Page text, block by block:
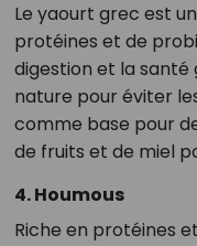
Le yaourt grec est
protéines et de
digestion et la santé
nature pour éviter
comme base pour
de fruits et de miel
4. Houmous
Riche en protéines